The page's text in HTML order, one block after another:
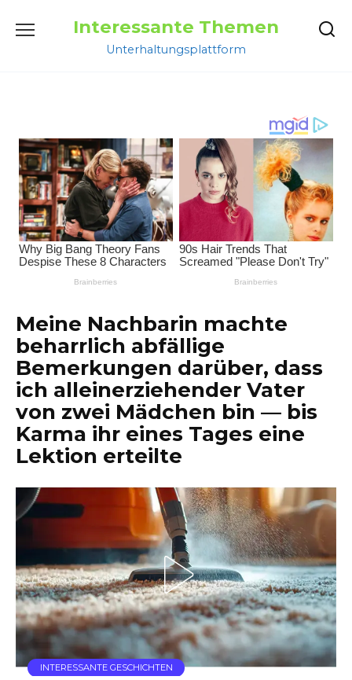
Interessante Themen
Unterhaltungsplattform
Meine Nachbarin machte
beharrlich abfällige
Bemerkungen darüber, dass
ich alleinerziehender Vater
von zwei Mädchen bin — bis
Karma ihr eines Tages eine
Lektion erteilte
INTERESSANTE GESCHICHTEN